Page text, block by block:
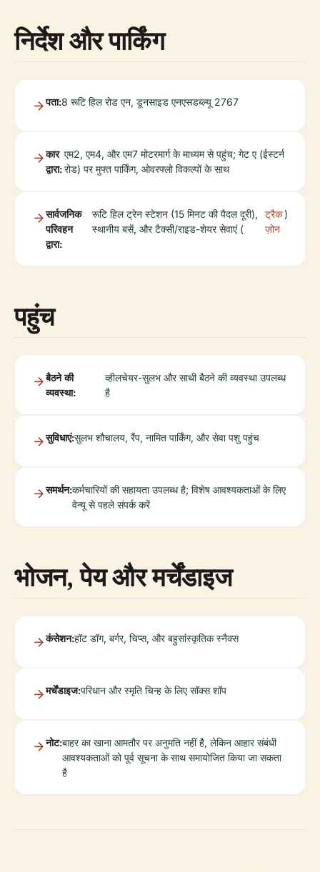
निर्देश और पार्किंग
पता:8 रूटि हिल रोड एन, डूनसाइड एनएसडब्ल्यू 2767
कार
द्वारा:
एम2, एम4, और एम7 मोटरमार्ग के माध्यम से पहुंच; गेट ए (ईस्टर्न
रोड) पर मुफ्त पार्किंग, ओवरफ्लो विकल्पों के साथ
सार्वजनिक
परिवहन
द्वारा:
रूटि हिल ट्रेन स्टेशन (15 मिनट की पैदल दूरी),
स्थानीय बसें, और टैक्सी/राइड-शेयर सेवाएं (
ट्रैक
ज़ोन
)
पहुंच
बैठने की
व्यवस्था:
व्हीलचेयर-सुलभ और साथी बैठने की व्यवस्था उपलब्ध
है
सुविधाएं:सुलभ शौचालय, रैंप, नामित पार्किंग, और सेवा पशु पहुंच
समर्थन:कर्मचारियों की सहायता उपलब्ध है; विशेष आवश्यकताओं के लिए
वेन्यू से पहले संपर्क करें
भोजन, पेय और मर्चेंडाइज
कंसेशन:हॉट डॉग, बर्गर, चिप्स, और बहुसांस्कृतिक स्नैक्स
मर्चेंडाइज:परिधान और स्मृति चिन्ह के लिए सॉक्स शॉप
नोट:बाहर का खाना आमतौर पर अनुमति नहीं है, लेकिन आहार संबंधी
आवश्यकताओं को पूर्व सूचना के साथ समायोजित किया जा सकता
है